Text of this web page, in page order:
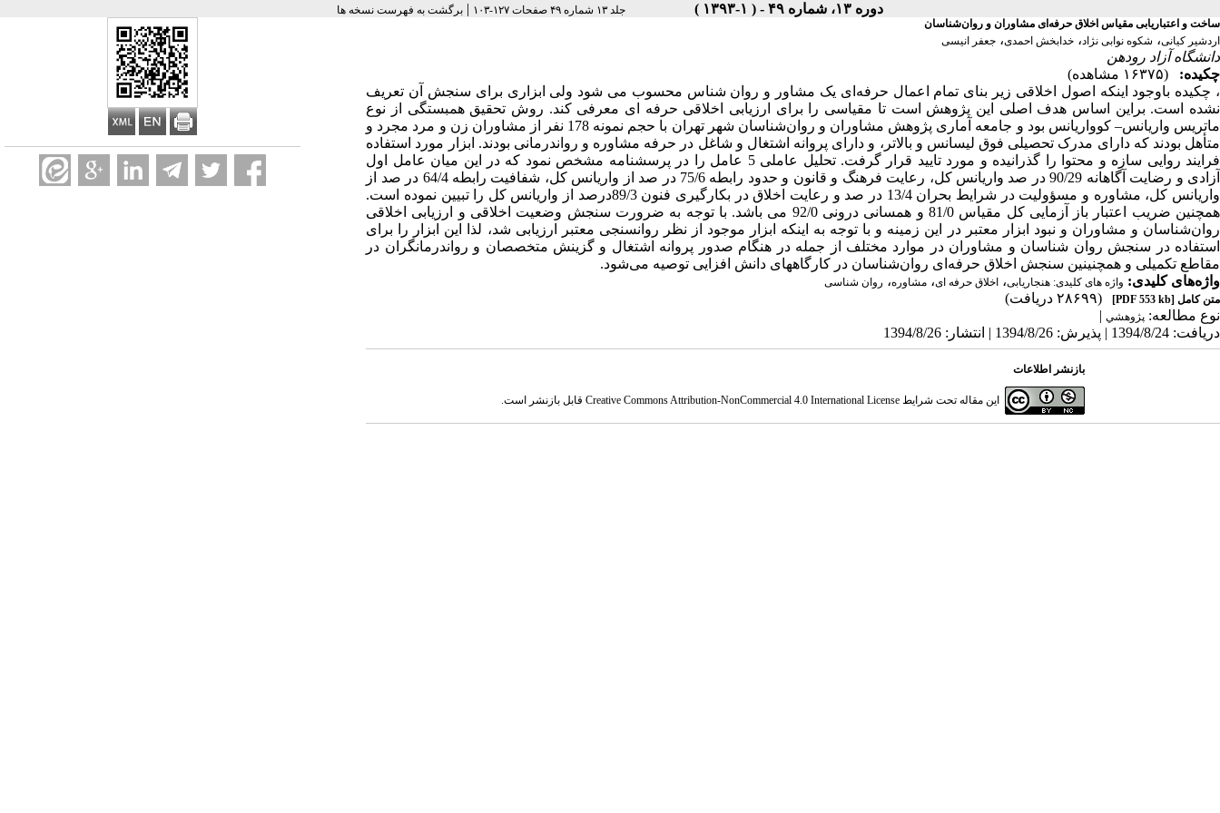
دوره ۱۳، شماره ۴۹ - ( ۱-۱۳۹۳ ) جلد ۱۳ شماره ۴۹ صفحات ۱۲۷-۱۰۳ | برگشت به فهرست نسخه ها
ساخت و اعتبار‌یابی مقیاس اخلاق حرفه‌ای مشاوران و روان‌شناسان
اردشیر کیانی، شکوه نوابی نژاد، خدابخش احمدی، جعفر انیسی
دانشگاه آزاد رودهن
چکیده:
(۱۶۳۷۵ مشاهده)
، چکیده باوجود اینکه اصول اخلاقی زیر بنای تمام اعمال حرفه‌ای یک مشاور و روان شناس محسوب می شود ولی ابزاری برای سنجش آن تعریف
نشده است. براین اساس هدف اصلی این پژوهش است تا مقیاسی را برای ارزیابی اخلاقی حرفه ای معرفی کند. روش تحقیق همبستگی از نوع
ماتریس واریانس– کوواریانس بود و جامعه آماری پژوهش مشاوران و روان‌شناسان شهر تهران با حجم نمونه 178 نفر از مشاوران زن و مرد مجرد و
متأهل بودند که دارای مدرک تحصیلی فوق لیسانس و بالاتر، و دارای پروانه اشتغال و شاغل در حرفه مشاوره و رواندرمانی بودند. ابزار مورد استفاده
فرایند روایی سازه و محتوا را گذرانیده و مورد تایید قرار گرفت. تحلیل عاملی 5 عامل را در پرسشنامه مشخص نمود که در این میان عامل اول
آزادی و رضایت آگاهانه 90/29 در صد واریانس کل، رعایت فرهنگ و قانون و حدود رابطه 75/6 در صد از واریانس کل، شفافیت رابطه 64/4 در صد از
واریانس کل، مشاوره و مسؤولیت در شرایط بحران 13/4 در صد و رعایت اخلاق در بکارگیری فنون 89/3درصد از واریانس کل را تبیین نموده است.
همچنین ضریب اعتبار باز آزمایی کل مقیاس 81/0 و همسانی درونی 92/0 می باشد. با توجه به ضرورت سنجش وضعیت اخلاقی و ارزیابی اخلاقی
روان‌شناسان و مشاوران و نبود ابزار معتبر در این زمینه و با توجه به اینکه ابزار موجود از نظر روانسنجی معتبر ارزیابی شد، لذا این ابزار را برای
استفاده در سنجش روان شناسان و مشاوران در موارد مختلف از جمله در هنگام صدور پروانه اشتغال و گزینش متخصصان و رواندرمانگران در
مقاطع تکمیلی و همچنینین سنجش اخلاق حرفه‌ای روان‌شناسان در کارگاههای دانش افزایی توصیه می‌شود.
واژه‌های کلیدی: واژه های کلیدی: هنجاریابی، اخلاق حرفه ای، مشاوره، روان شناسی
متن کامل [PDF 553 kb]
(۲۸۶۹۹ دریافت)
نوع مطالعه: پژوهشي |
دریافت: 1394/8/24 | پذیرش: 1394/8/26 | انتشار: 1394/8/26
بازنشر اطلاعات
این مقاله تحت شرایط Creative Commons Attribution-NonCommercial 4.0 International Licenseقابل بازنشر است.